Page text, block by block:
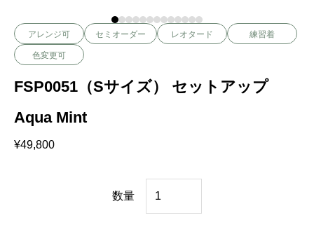
アレンジ可 セミオーダー レオタード 練習着
色変更可
FSP0051（Sサイズ） セットアップ
Aqua Mint
¥49,800
F
S
数量